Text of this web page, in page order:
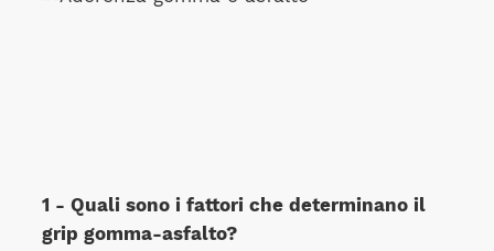
1 - Quali sono i fattori che determinano il
grip gomma-asfalto?